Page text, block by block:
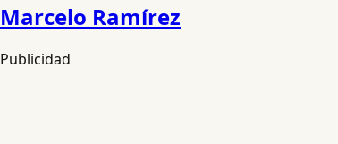
Marcelo Ramírez
Publicidad